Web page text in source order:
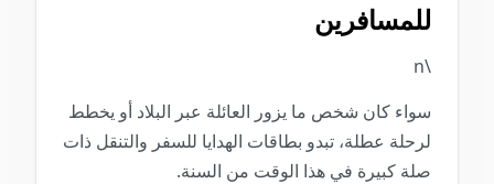
للمسافرين
سواء كان شخص ما يزور العائلة عبر البلاد أو يخطط
لرحلة عطلة، تبدو بطاقات الهدايا للسفر والتنقل ذات
صلة كبيرة في هذا الوقت من السنة.